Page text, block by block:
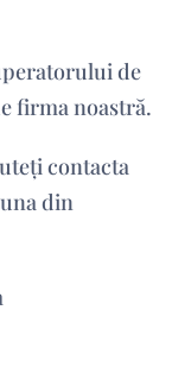
de
firma noastră.
contacta
una din